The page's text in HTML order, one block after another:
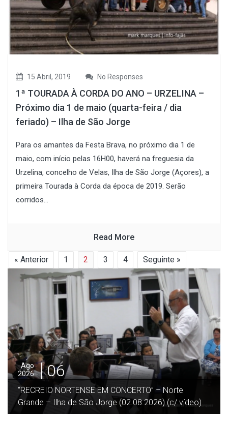
15 Abril, 2019 No Responses
1ª TOURADA À CORDA DO ANO – URZELINA –
Próximo dia 1 de maio (quarta-feira / dia
feriado) – Ilha de São Jorge
Para os amantes da Festa Brava, no próximo dia 1 de
maio, com início pelas 16H00, haverá na freguesia da
Urzelina, concelho de Velas, Ilha de São Jorge (Açores), a
primeira Tourada à Corda da época de 2019. Serão
corridos...
Read More
« Anterior 1 2 3 4 Seguinte »
Ago
2026
05
”DESGARRADA” – Festa no Terreiro da Macela –
Beira / Velas – Ilha São Jorge (27.07.2026) (c/ vídeo)